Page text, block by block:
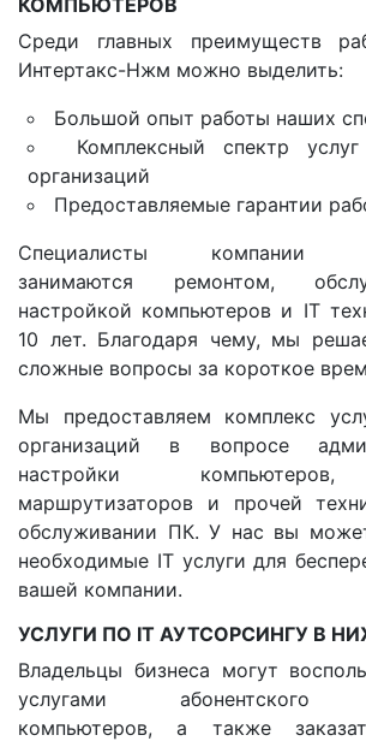
Среди главных преимуществ
Интертакс-Нжм можно выделить:
Большой опыт работы наших
Комплексный спектр
организаций
Предоставляемые гарантии
Специалисты компании
занимаются ремонтом,
настройкой компьютеров и IT
10 лет. Благодаря чему, мы
сложные вопросы за короткое
Мы предоставляем комплекс
организаций в вопросе
настройки компьютеров,
маршрутизаторов и прочей
обслуживании ПК. У нас вы
необходимые IT услуги для
вашей компании.
УСЛУГИ ПО IT АУТСОРСИНГУ В
Владельцы бизнеса могут
услугами абонентского
компьютеров, а также